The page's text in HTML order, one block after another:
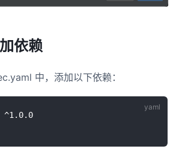
依赖
中，添加以下依赖：